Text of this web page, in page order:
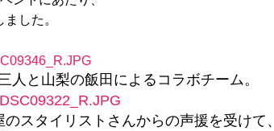
した。
人と山梨の飯田によるコラボチーム。
スタイリストさんからの声援を受けて、